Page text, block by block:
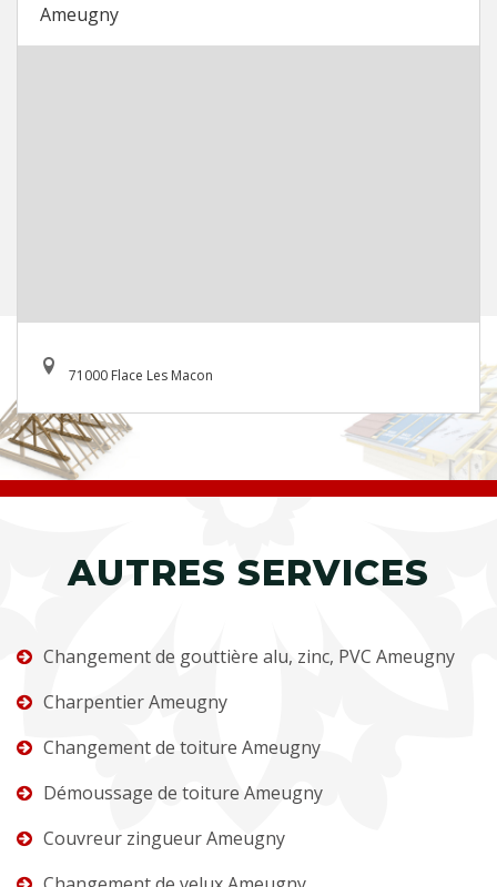
Ameugny
71000 Flace Les Macon
AUTRES SERVICES
Changement de gouttière alu, zinc, PVC Ameugny
Charpentier Ameugny
Changement de toiture Ameugny
Démoussage de toiture Ameugny
Couvreur zingueur Ameugny